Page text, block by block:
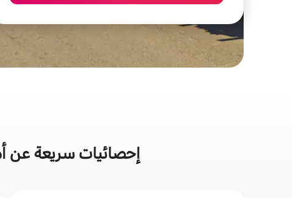
إحصائيات سريعة عن